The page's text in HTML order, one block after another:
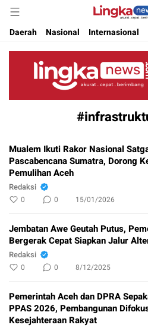
Akurat. Cepat &
Daerah
Nasional Internasional
Mualem Ikuti Rakor Nasional
Pascabencana Sumatra, Dorong
Pemulihan Aceh
Redaksi
0 0 15/01/2026
Jembatan Awe Geutah Putus,
Bergerak Cepat Siapkan Jalur
Redaksi
0 0 8/12/2025
Pemerintah Aceh dan DPRA
PPAS 2026, Pembangunan
Kesejahteraan Rakyat